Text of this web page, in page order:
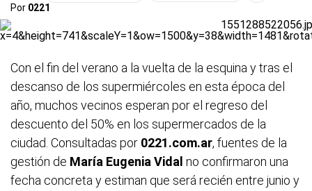
Por 0221
Con el fin del verano a la vuelta de la esquina y tras el
descanso de los supermiércoles en esta época del
año, muchos vecinos esperan por el regreso del
descuento del 50% en los supermercados de la
ciudad. Consultadas por 0221.com.ar, fuentes de la
gestión de María Eugenia Vidal no confirmaron una
fecha concreta y estiman que será recién entre junio y